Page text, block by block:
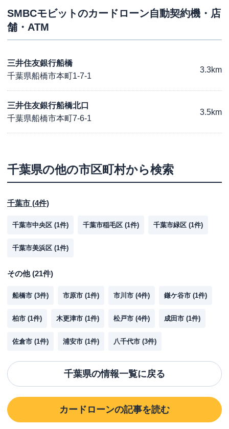
SMBCモビットのカードローン自動契約機・店
舗・ATM
三井住友銀行船橋
千葉県船橋市本町1-7-1
3.3km
三井住友銀行船橋北口
千葉県船橋市本町7-6-1
3.5km
千葉県の他の市区町村から検索
千葉市 (4件)
千葉市中央区 (1件) 千葉市稲毛区 (1件) 千葉市緑区 (1件)
千葉市美浜区 (1件)
その他(21件)
船橋市 (3件) 市原市 (1件) 市川市 (4件) 鎌ケ谷市 (1件)
柏市 (1件) 木更津市 (1件) 松戸市 (4件) 成田市 (1件)
佐倉市 (1件) 浦安市 (1件) 八千代市 (3件)
千葉県の情報一覧に戻る
カードローンの記事を読む